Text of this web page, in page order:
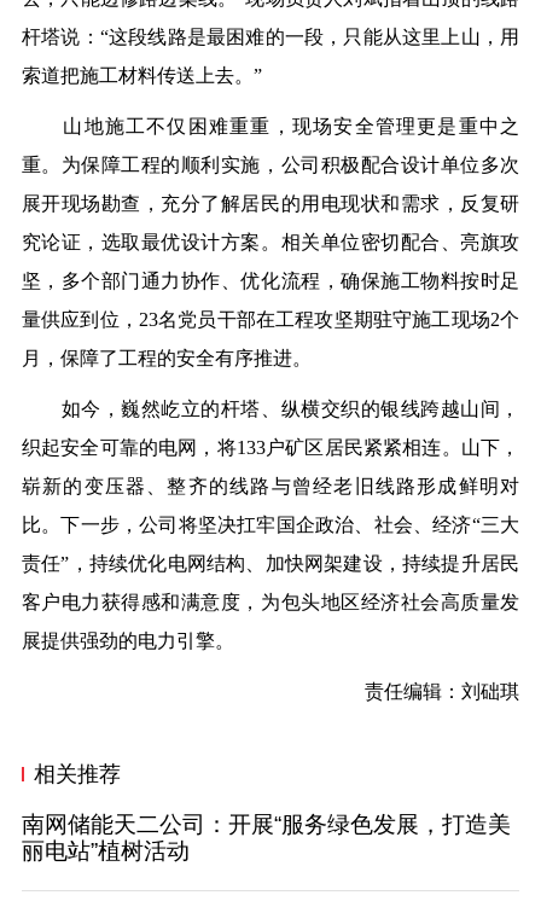
杆塔说：“这段线路是最困难的一段，只能从这里上山，用
索道把施工材料传送上去。”
山地施工不仅困难重重，现场安全管理更是重中之
重。为保障工程的顺利实施，公司积极配合设计单位多次
展开现场勘查，充分了解居民的用电现状和需求，反复研
究论证，选取最优设计方案。相关单位密切配合、亮旗攻
坚，多个部门通力协作、优化流程，确保施工物料按时足
量供应到位，23名党员干部在工程攻坚期驻守施工现场2个
月，保障了工程的安全有序推进。
如今，巍然屹立的杆塔、纵横交织的银线跨越山间，
织起安全可靠的电网，将133户矿区居民紧紧相连。山下，
崭新的变压器、整齐的线路与曾经老旧线路形成鲜明对
比。下一步，公司将坚决扛牢国企政治、社会、经济“三大
责任”，持续优化电网结构、加快网架建设，持续提升居民
客户电力获得感和满意度，为包头地区经济社会高质量发
展提供强劲的电力引擎。
责任编辑：刘础琪
相关推荐
南网储能天二公司：开展“服务绿色发展，打造美
丽电站”植树活动